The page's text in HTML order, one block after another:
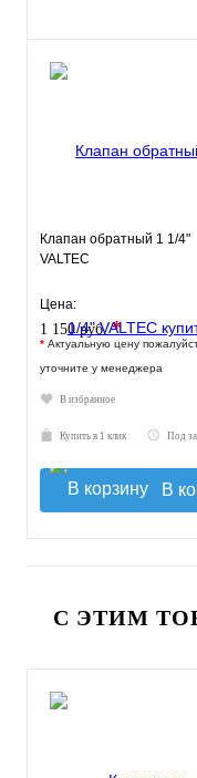
Клапан обратный 1 1/4"
VALTEC
Цена:
1 150 руб.*
* Актуальную цену
уточните у менеджера
В избранное
Купить в 1 клик Под
В
С ЭТИМ